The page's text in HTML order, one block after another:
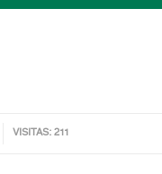
VISITAS: 211